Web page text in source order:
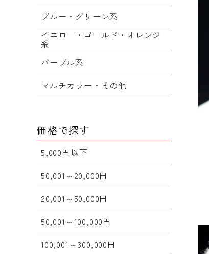
ブルー・グリーン系
イエロー・ゴールド・オレンジ
系
パープル系
マルチカラー・その他
価格で探す
5,000円以下
50,001～20,000円
20,001～50,000円
50,001～100,000円
100,001～300,000円